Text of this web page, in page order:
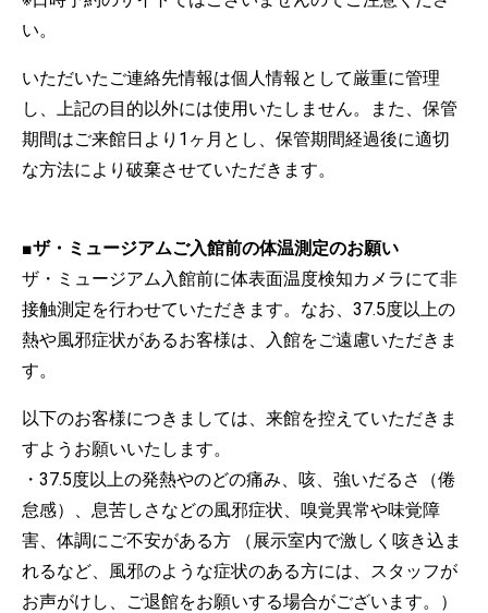
い。
いただいたご連絡先情報は個人情報として厳重に管理
し、上記の目的以外には使用いたしません。また、保管
期間はご来館日より1ヶ月とし、保管期間経過後に適切
な方法により破棄させていただきます。
■ザ・ミュージアムご入館前の体温測定のお願い
ザ・ミュージアム入館前に体表面温度検知カメラにて非
接触測定を行わせていただきます。なお、37.5度以上の
熱や風邪症状があるお客様は、入館をご遠慮いただきま
す。
以下のお客様につきましては、来館を控えていただきま
すようお願いいたします。
・37.5度以上の発熱やのどの痛み、咳、強いだるさ（倦
怠感）、息苦しさなどの風邪症状、嗅覚異常や味覚障
害、体調にご不安がある方 （展示室内で激しく咳き込ま
れるなど、風邪のような症状のある方には、スタッフが
お声がけし、ご退館をお願いする場合がございます。）